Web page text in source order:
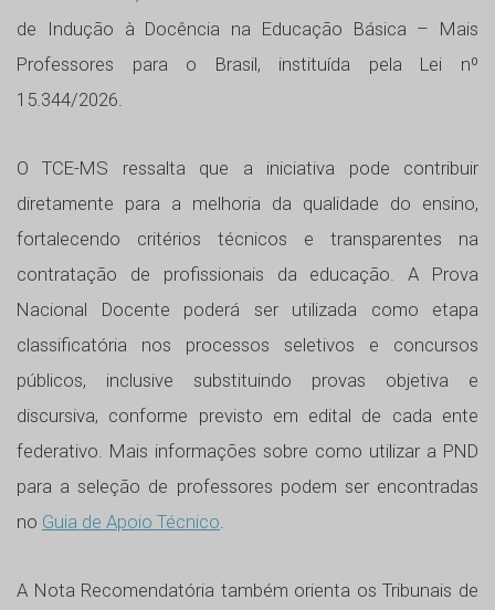
de Indução à Docência na Educação Básica – Mais
Professores para o Brasil, instituída pela Lei nº
15.344/2026.
O TCE-MS ressalta que a iniciativa pode contribuir
diretamente para a melhoria da qualidade do ensino,
fortalecendo critérios técnicos e transparentes na
contratação de profissionais da educação. A Prova
Nacional Docente poderá ser utilizada como etapa
classificatória nos processos seletivos e concursos
públicos, inclusive substituindo provas objetiva e
discursiva, conforme previsto em edital de cada ente
federativo. Mais informações sobre como utilizar a PND
para a seleção de professores podem ser encontradas
no Guia de Apoio Técnico.
A Nota Recomendatória também orienta os Tribunais de